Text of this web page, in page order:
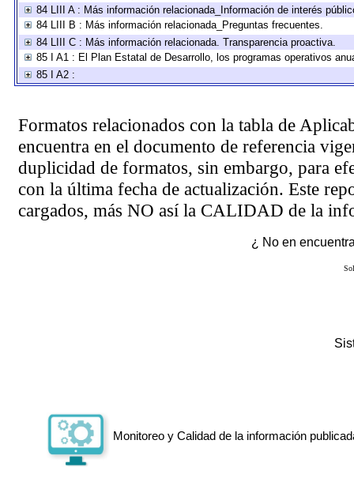
84 LIII A : Más información relacionada_Información de interés
84 LIII B : Más información relacionada_Preguntas frecuentes.
84 LIII C : Más información relacionada. Transparencia proactiva.
85 I A1 : El Plan Estatal de Desarrollo, los programas operativos
85 I A2 :
Formatos relacionados con la tabla de
encuentra en el documento de referencia
duplicidad de formatos, sin embargo, para
con la última fecha de actualización. Este
cargados, más NO así la CALIDAD de la
¿ No en
Monitoreo y Calidad de la información